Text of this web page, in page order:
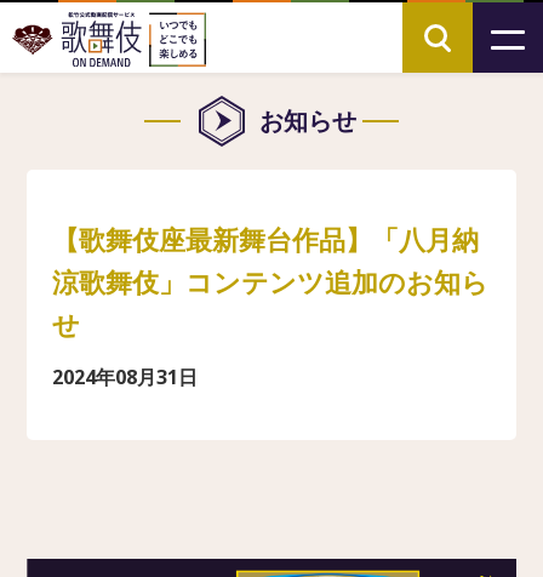
お知らせ
【歌舞伎座最新舞台作品】「八月納
涼歌舞伎」コンテンツ追加のお知ら
せ
2024年08月31日